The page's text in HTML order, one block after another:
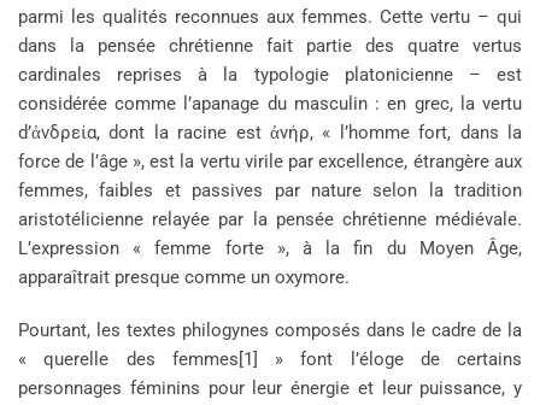
parmi les qualités reconnues aux femmes. Cette vertu – qui
dans la pensée chrétienne fait partie des quatre vertus
cardinales reprises à la typologie platonicienne – est
considérée comme l’apanage du masculin : en grec, la vertu
d’ἀνδρεία, dont la racine est ἀνήρ, « l’homme fort, dans la
force de l’âge », est la vertu virile par excellence, étrangère aux
femmes, faibles et passives par nature selon la tradition
aristotélicienne relayée par la pensée chrétienne médiévale.
L’expression « femme forte », à la fin du Moyen Âge,
apparaîtrait presque comme un oxymore.
Pourtant, les textes philogynes composés dans le cadre de la
« querelle des femmes[1] » font l’éloge de certains
personnages féminins pour leur énergie et leur puissance, y